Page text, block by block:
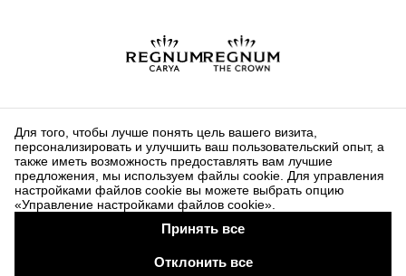
2026 ® Regnum Hotels. Все права защищены.
Политика в отношении
файлов cookie
Главная
страница
Информационные
Общественные Услуги